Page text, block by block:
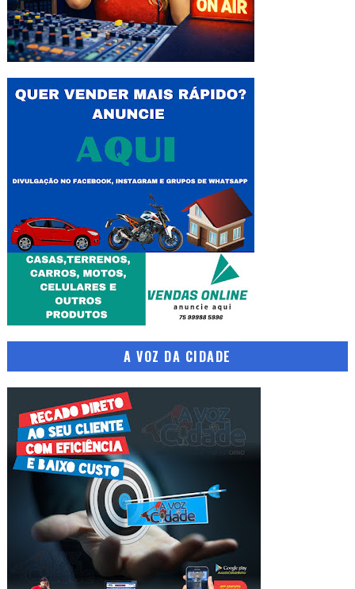
A VOZ DA CIDADE